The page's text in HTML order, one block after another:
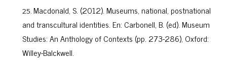
Macdonald, S. (2012). Museums, national, postnational
and transcultural identities. En: Carbonell, B. (ed). Museum
Studies: An Anthology of Contexts (pp. 273-286), Oxford:
Willey-Balckwell.